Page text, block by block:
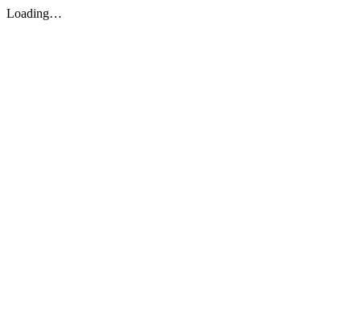
Loading…